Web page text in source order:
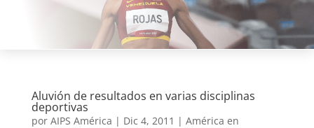
Aluvión de resultados en varias disciplinas
deportivas
por AIPS América | Dic 4, 2011 | América en